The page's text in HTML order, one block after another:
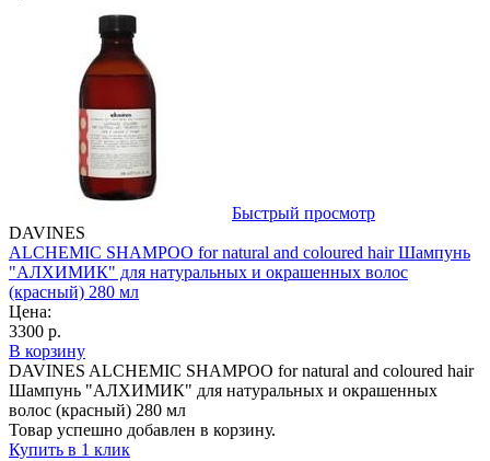
Быстрый просмотр
DAVINES
ALCHEMIC SHAMPOO for natural and coloured hair Шампунь
"АЛХИМИК" для натуральных и окрашенных волос
(красный) 280 мл
Цена:
3300 р.
В корзину
DAVINES ALCHEMIC SHAMPOO for natural and coloured hair
Шампунь "АЛХИМИК" для натуральных и окрашенных
волос (красный) 280 мл
Товар успешно добавлен в корзину.
Купить в 1 клик